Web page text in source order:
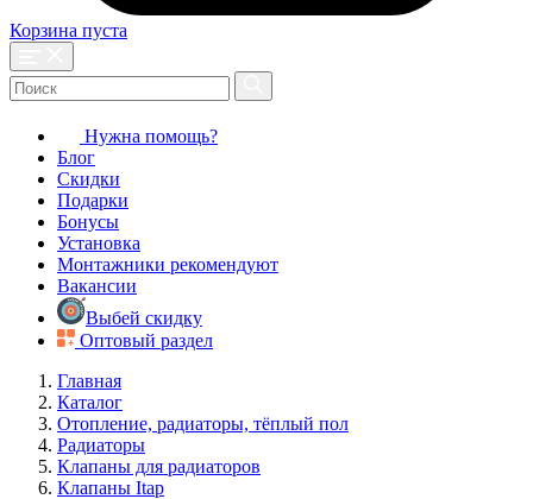
Корзина пуста
Нужна помощь?
Блог
Скидки
Подарки
Бонусы
Установка
Монтажники рекомендуют
Вакансии
Выбей скидку
Оптовый раздел
Главная
Каталог
Отопление, радиаторы, тёплый пол
Радиаторы
Клапаны для радиаторов
Клапаны Itap